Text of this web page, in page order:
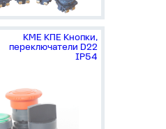
КМЕ КПЕ Кнопки,
переключатели D22
IP54